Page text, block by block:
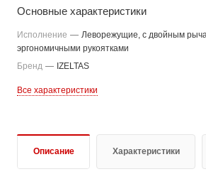
Основные характеристики
Исполнение — Леворежущие, с двойным
эргономичными рукоятками
Бренд — IZELTAS
Все характеристики
Описание Характеристики